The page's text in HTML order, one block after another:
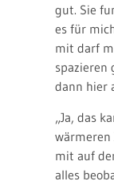
gut. Sie
es für
mit darf
spazieren
dann hier
„Ja, das
wärmeren
mit auf
alles